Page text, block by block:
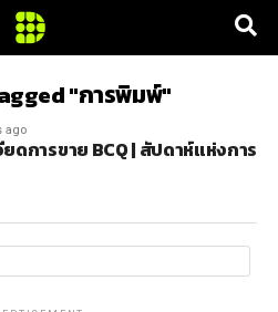
"การพิมพ์"
ago
ยดการขาย BCQ | สัปดาห์แห่งการ